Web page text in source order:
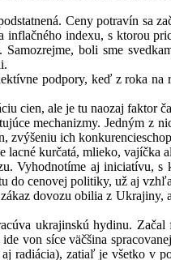
Ceny potravín sa
indexu, s ktorou
Samozrejme, boli sme
podpory, keď z roka
cien, ale je tu naozaj
mechanizmy. Jedným
ich
kurčatá, mlieko,
Vyhodnotíme aj iniciatívu,
do cenovej politiky, už aj
dovozu obilia z Ukrajiny,
ukrajinskú hydinu.
von síce väčšina
radiácia), zatiaľ je všetko v